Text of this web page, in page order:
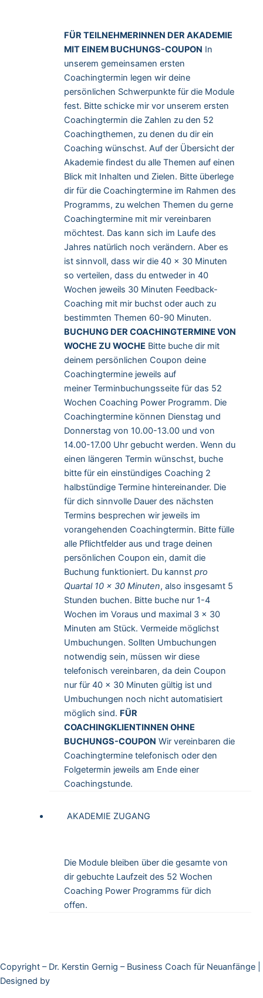
FÜR TEILNEHMERINNEN DER AKADEMIE
MIT EINEM BUCHUNGS-COUPON In
unserem gemeinsamen ersten
Coachingtermin legen wir deine
persönlichen Schwerpunkte für die Module
fest. Bitte schicke mir vor unserem ersten
Coachingtermin die Zahlen zu den 52
Coachingthemen, zu denen du dir ein
Coaching wünschst. Auf der Übersicht der
Akademiefindest du alle Themen auf einen
Blick mit Inhalten und Zielen. Bitte überlege
dir für die Coachingtermine im Rahmen des
Programms, zu welchen Themen du gerne
Coachingtermine mit mir vereinbaren
möchtest. Das kann sich im Laufe des
Jahres natürlich noch verändern. Aber es
ist sinnvoll, dass wir die 40 x 30 Minuten
so verteilen, dass du entweder in 40
Wochen jeweils 30 Minuten Feedback-
Coaching mit mir buchst oder auch zu
bestimmten Themen 60-90 Minuten.
BUCHUNG DER COACHINGTERMINE VON
WOCHE ZU WOCHE Bitte buche dir mit
deinem persönlichen Coupon deine
Coachingtermine jeweils auf
meiner Terminbuchungsseitefür das 52
Wochen Coaching Power Programm. Die
Coachingtermine können Dienstag und
Donnerstag von 10.00-13.00 und von
14.00-17.00 Uhr gebucht werden. Wenn du
einen längeren Termin wünschst, buche
bitte für ein einstündiges Coaching 2
halbstündige Termine hintereinander. Die
für dich sinnvolle Dauer des nächsten
Termins besprechen wir jeweils im
vorangehenden Coachingtermin. Bitte fülle
alle Pflichtfelder aus und trage deinen
persönlichen Coupon ein, damit die
Buchung funktioniert. Du kannst pro
Quartal 10 x 30 Minuten, also insgesamt 5
Stunden buchen. Bitte buche nur 1-4
Wochen im Voraus und maximal 3 x 30
Minuten am Stück. Vermeide möglichst
Umbuchungen. Sollten Umbuchungen
notwendig sein, müssen wir diese
telefonisch vereinbaren, da dein Coupon
nur für 40 x 30 Minuten gültig ist und
Umbuchungen noch nicht automatisiert
möglich sind. FÜR
COACHINGKLIENTINNEN OHNE
BUCHUNGS-COUPON Wir vereinbaren die
Coachingtermine telefonisch oder den
Folgetermin jeweils am Ende einer
Coachingstunde.
AKADEMIE ZUGANG
Die Module bleiben über die gesamte von
dir gebuchte Laufzeit des 52 Wochen
Coaching Power Programms für dich
offen.
Copyright – Dr. Kerstin Gernig – Business Coach für Neuanfänge |
Designed by